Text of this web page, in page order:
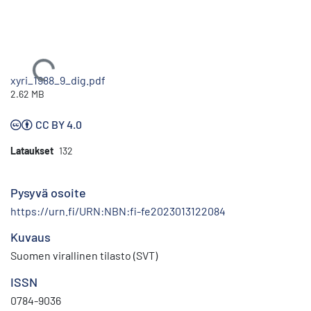
Ladataan...
xyri_1988_9_dig.pdf
2.62 MB
CC BY 4.0
Lataukset 132
Pysyvä osoite
https://urn.fi/URN:NBN:fi-fe2023013122084
Kuvaus
Suomen virallinen tilasto (SVT)
ISSN
0784-9036